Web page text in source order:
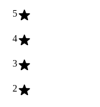
5
4
3
2